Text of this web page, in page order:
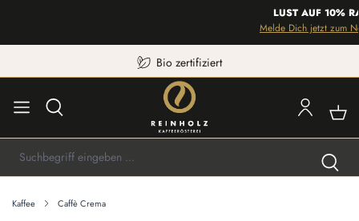
LUST AUF 10%
Melde Dich jetzt zum
Bio zertifiziert
Kaffee Caffè Crema